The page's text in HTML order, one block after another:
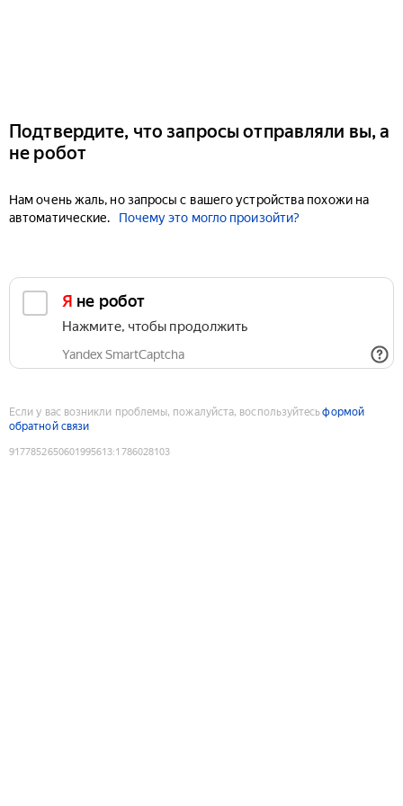
Подтвердите, что запросы отправляли вы, а
не робот
Нам очень жаль, но запросы с вашего устройства похожи на
автоматические.
Почему это могло произойти?
Я не робот
Нажмите, чтобы продолжить
Yandex SmartCaptcha
Если у вас возникли проблемы, пожалуйста, воспользуйтесьформой
обратной связи
9177852650601995613:1786028103